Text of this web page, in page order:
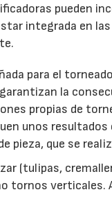
pueden
integrada en
para el
la
propias de
unos
pieza, que se
(tulipas,
verticales.